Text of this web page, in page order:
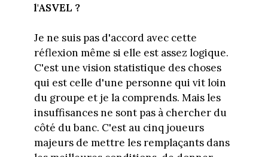
l'ASVEL ?
Je ne suis pas d'accord avec cette
réflexion même si elle est assez logique.
C'est une vision statistique des choses
qui est celle d'une personne qui vit loin
du groupe et je la comprends. Mais les
insuffisances ne sont pas à chercher du
côté du banc. C'est au cinq joueurs
majeurs de mettre les remplaçants dans